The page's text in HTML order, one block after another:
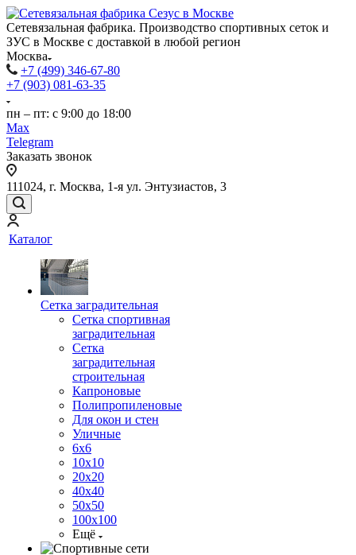
Сетевязальная фабрика. Производство спортивных сеток и
ЗУС в Москве с доставкой в любой регион
Москва
+7 (499) 346-67-80
+7 (903) 081-63-35
пн – пт: с 9:00 до 18:00
Max
Telegram
Заказать звонок
111024, г. Москва, 1-я ул. Энтузиастов, 3
Каталог
Сетка заградительная
Сетка спортивная
заградительная
Сетка
заградительная
строительная
Капроновые
Полипропиленовые
Для окон и стен
Уличные
6х6
10х10
20х20
40х40
50х50
100х100
Ещё